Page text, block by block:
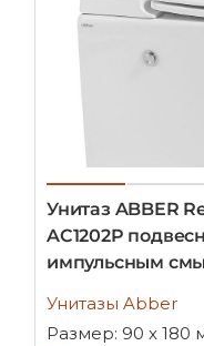
Унитаз ABBER
AC1202P
импульсным
Унитазы Abber
Размер: 90 х 180